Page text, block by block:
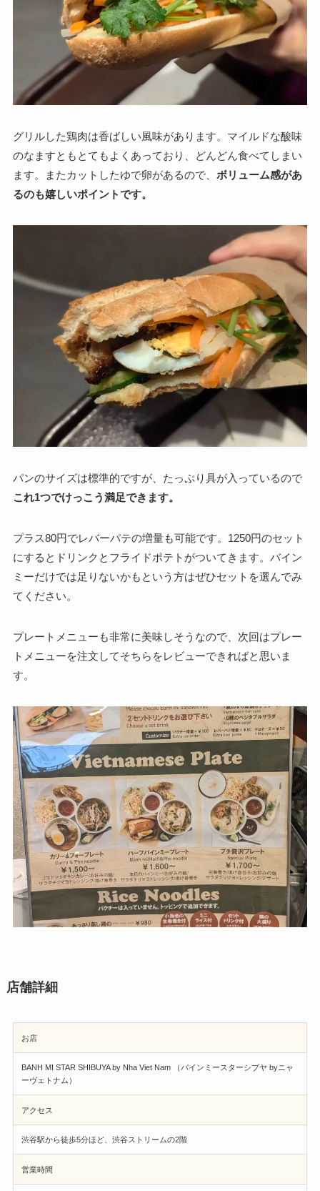
グリルした鶏肉は香ばしい風味があります。マイルドな酸味
のなますともとてもよくあっており、どんどん食べてしまい
ます。またカットしたゆで卵があるので、 ボリューム感があ
るのも嬉しいポイントです。
パンのサイズは標準的ですが、たっぷり具が入っているので
これ1つでけっこう満足できます。
プラス80円でレバーパテの増量も可能です。1250円のセット
にするとドリンクとフライドポテトがついてきます。バイン
ミーだけでは足りないかもという方はぜひセットを選んでみ
てください。
プレートメニューも非常に美味しそうなので、次回はプレー
トメニューを注文してそちらをレビューできればと思いま
す。
店舗詳細
お店
BANH MI STAR SHIBUYA by Nha Viet Nam （バインミースターシブヤ byニャ
ーヴェトナム）
アクセス
渋谷駅から徒歩5分ほど、渋谷ストリームの2階
営業時間